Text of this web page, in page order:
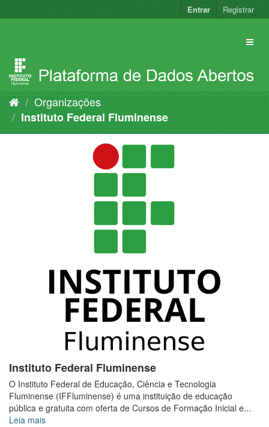
para
Entrar Registrar
Organizações
Instituto Federal Fluminense
Instituto Federal Fluminense
O Instituto Federal de Educação, Ciência e Tecnologia
Fluminense (IFFluminense) é uma instituição de educação
pública e gratuita com oferta de Cursos de Formação Inicial e...
Leia mais